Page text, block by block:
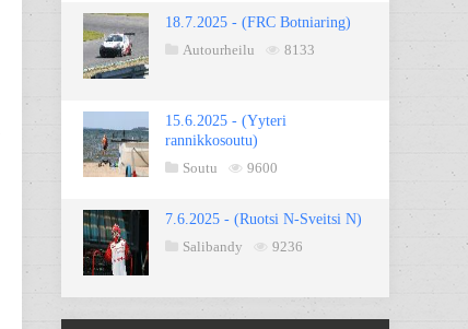
18.7.2025 - (FRC Botniaring)
Autourheilu
8133
15.6.2025 - (Yyteri
rannikkosoutu)
Soutu
9600
7.6.2025 - (Ruotsi N-Sveitsi N)
Salibandy
9236